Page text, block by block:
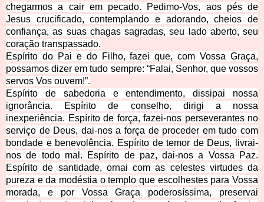
chegarmos a cair em pecado. Pedimo-Vos, aos pés de
Jesus crucificado, contemplando e adorando, cheios de
confiança, as suas chagas sagradas, seu lado aberto, seu
coração transpassado.
Espírito do Pai e do Filho, fazei que, com Vossa Graça,
possamos dizer em tudo sempre: “Falai, Senhor, que vossos
servos Vos ouvem!”.
Espírito de sabedoria e entendimento, dissipai nossa
ignorância. Espírito de conselho, dirigi a nossa
inexperiência. Espírito de força, fazei-nos perseverantes no
serviço de Deus, dai-nos a força de proceder em tudo com
bondade e benevolência. Espírito de temor de Deus, livrai-
nos de todo mal. Espírito de paz, dai-nos a Vossa Paz.
Espírito de santidade, ornai com as celestes virtudes da
pureza e da modéstia o templo que escolhestes para Vossa
morada, e por Vossa Graça poderosíssima, preservai